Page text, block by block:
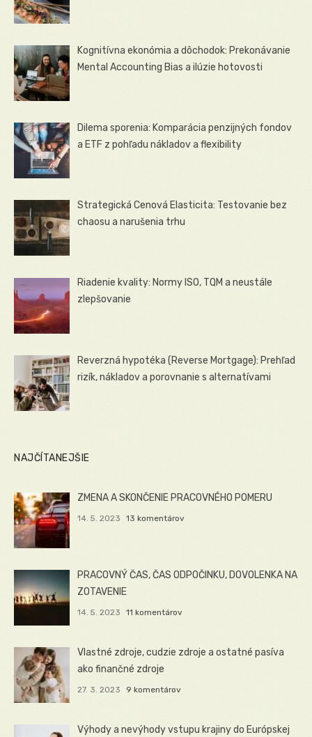
Kognitívna ekonómia a dôchodok: Prekonávanie
Mental Accounting Bias a ilúzie hotovosti
Dilema sporenia: Komparácia penzijných fondov
a ETF z pohľadu nákladov a flexibility
Strategická Cenová Elasticita: Testovanie bez
chaosu a narušenia trhu
Riadenie kvality: Normy ISO, TQM a neustále
zlepšovanie
Reverzná hypotéka (Reverse Mortgage): Prehľad
rizík, nákladov a porovnanie s alternatívami
NAJČÍTANEJŠIE
ZMENA A SKONČENIE PRACOVNÉHO POMERU
14. 5. 2023 13 komentárov
PRACOVNÝ ČAS, ČAS ODPOČINKU, DOVOLENKA NA
ZOTAVENIE
14. 5. 2023 11 komentárov
Vlastné zdroje, cudzie zdroje a ostatné pasíva
ako finančné zdroje
27. 3. 2023 9 komentárov
Výhody a nevýhody vstupu krajiny do Európskej